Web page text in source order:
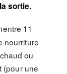
sortie.
11
nourriture
ou
(pour une